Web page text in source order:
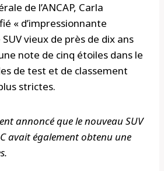
de l’ANCAP, Carla
« d’impressionnante
vieux de près de dix ans
note de cinq étoiles dans le
de test et de classement
strictes.
annoncé que le nouveau SUV
avait également obtenu une